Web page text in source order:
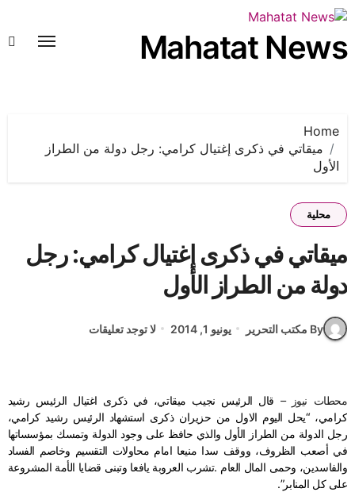
التجاوز
إلى
المحتوى
Mahatat News
Home
ميقاتي في ذكرى إغتيال كرامي: رجل دولة من الطراز
الأول
محلية
ميقاتي في ذكرى إغتيال كرامي: رجل
دولة من الطراز الأول
By مكتب التحرير يونيو 1, 2014 لا توجد تعليقات
محطات نيوز – قال الرئيس نجيب ميقاتي، في ذكرى اغتيال الرئيس رشيد
كرامي، “يحل اليوم الاول من حزيران ذكرى استشهاد الرئيس رشيد كرامي،
رجل الدولة من الطراز الأول والذي حافظ على وجود الدولة وتمسك بمؤسساتها
في أصعب الظروف، ووقف سدا منيعا امام محاولات التقسيم وخاصم الفساد
والفاسدين، وحمى المال العام .تشرب العروبة يافعا وتبنى قضايا الأمة المشروعة
على كل المنابر”.